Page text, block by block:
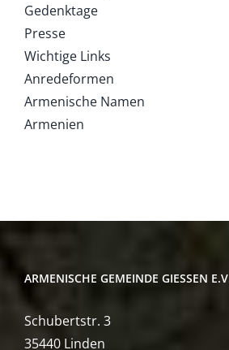
Gedenktage
Presse
Wichtige Links
Anredeformen
Armenische Namen
Armenien
ARMENISCHE GEMEINDE GIESSEN E.V.
Schubertstr. 3
35440 Linden